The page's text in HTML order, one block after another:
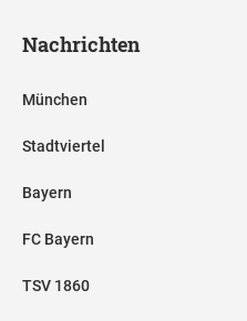
Nachrichten
München
Stadtviertel
Bayern
FC Bayern
TSV 1860